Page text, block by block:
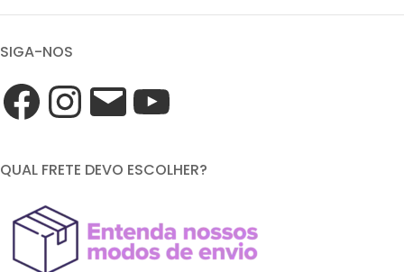
SIGA-NOS
QUAL FRETE DEVO ESCOLHER?